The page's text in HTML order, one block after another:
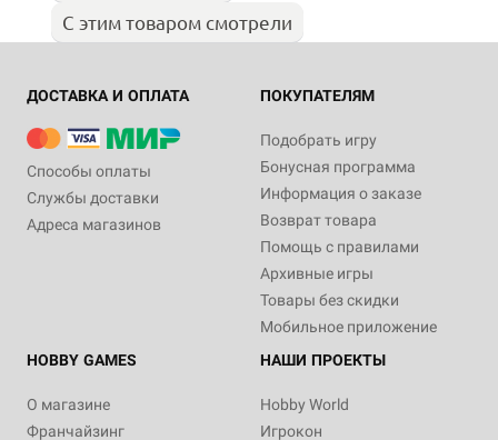
С этим товаром смотрели
ДОСТАВКА И ОПЛАТА
Способы оплаты
Службы доставки
Адреса магазинов
ПОКУПАТЕЛЯМ
Подобрать игру
Бонусная программа
Информация о заказе
Возврат товара
Помощь с правилами
Архивные игры
Товары без скидки
Мобильное приложение
HOBBY GAMES
О магазине
Франчайзинг
НАШИ ПРОЕКТЫ
Hobby World
Игрокон